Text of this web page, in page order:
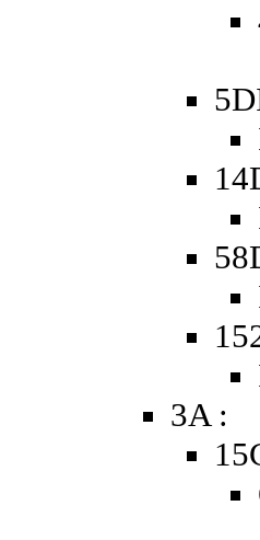
3A :